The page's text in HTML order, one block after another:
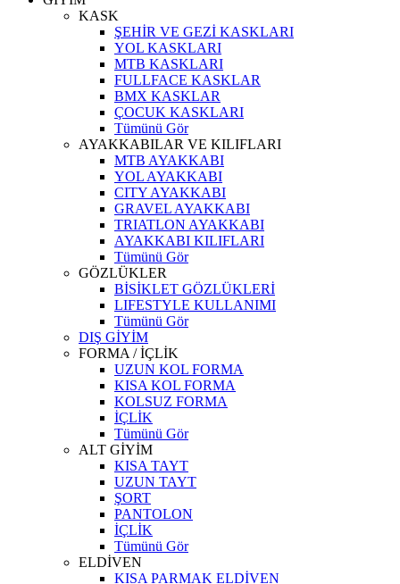
KASK
ŞEHİR VE GEZİ KASKLARI
YOL KASKLARI
MTB KASKLARI
FULLFACE KASKLAR
BMX KASKLAR
ÇOCUK KASKLARI
Tümünü Gör
AYAKKABILAR VE KILIFLARI
MTB AYAKKABI
YOL AYAKKABI
CITY AYAKKABI
GRAVEL AYAKKABI
TRIATLON AYAKKABI
AYAKKABI KILIFLARI
Tümünü Gör
GÖZLÜKLER
BİSİKLET GÖZLÜKLERİ
LIFESTYLE KULLANIMI
Tümünü Gör
DIŞ GİYİM
FORMA / İÇLİK
UZUN KOL FORMA
KISA KOL FORMA
KOLSUZ FORMA
İÇLİK
Tümünü Gör
ALT GİYİM
KISA TAYT
UZUN TAYT
ŞORT
PANTOLON
İÇLİK
Tümünü Gör
ELDİVEN
KISA PARMAK ELDİVEN